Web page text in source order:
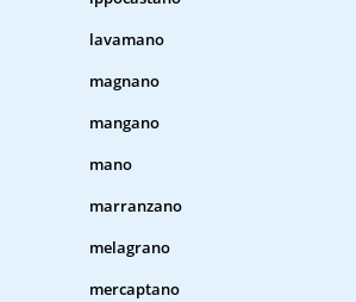
lavamano
magnano
mangano
mano
marranzano
melagrano
mercaptano